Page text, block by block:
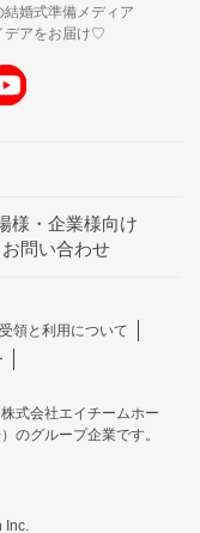
婚式準備メディア
デアをお届け♡
様・企業様向け
お問い合わせ
領と利用について
式会社エイチームホー
のグループ企業です。
Inc.